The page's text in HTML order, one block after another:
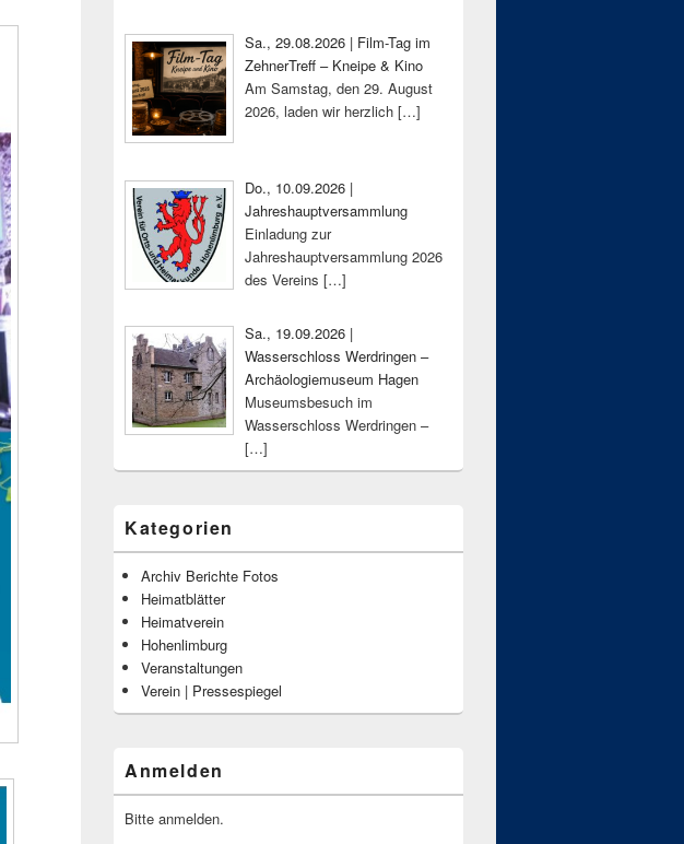
Sa., 29.08.2026 | Film-Tag im
ZehnerTreff – Kneipe & Kino
Am Samstag, den 29. August
2026, laden wir herzlich […]
Do., 10.09.2026 |
Jahreshauptversammlung
Einladung zur
Jahreshauptversammlung 2026
des Vereins […]
Sa., 19.09.2026 |
Wasserschloss Werdringen –
Archäologiemuseum Hagen
Museumsbesuch im
Wasserschloss Werdringen –
[…]
Kategorien
Archiv Berichte Fotos
Heimatblätter
Heimatverein
Hohenlimburg
Veranstaltungen
Verein | Pressespiegel
Anmelden
Bitte anmelden.